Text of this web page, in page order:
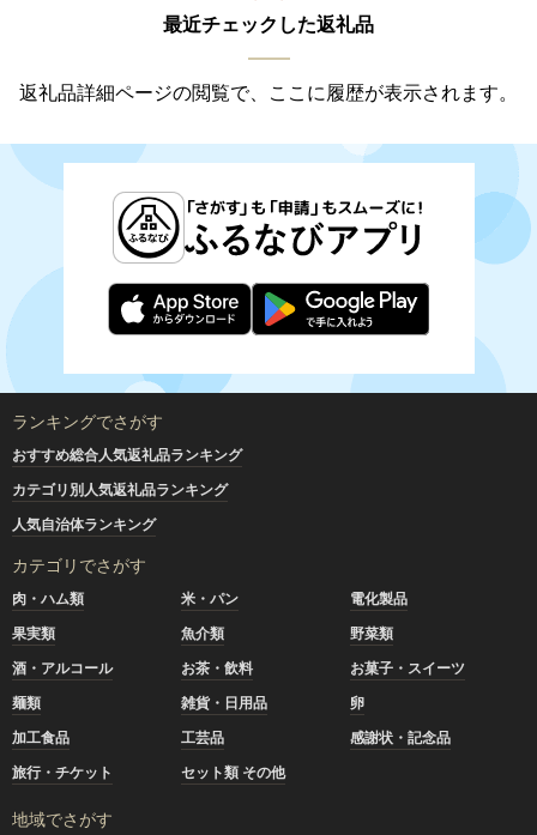
最近チェックした返礼品
返礼品詳細ページの閲覧で、ここに履歴が表示されます。
ランキングでさがす
おすすめ総合人気返礼品ランキング
カテゴリ別人気返礼品ランキング
人気自治体ランキング
カテゴリでさがす
肉・ハム類 米・パン
電化製品
果実類
魚介類
野菜類
酒・アルコール
お茶・飲料
お菓子・スイーツ
麺類
雑貨・日用品
卵
加工食品
工芸品
感謝状・記念品
旅行・チケット
セット類 その他
地域でさがす